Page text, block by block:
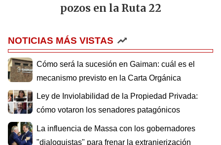
pozos en la Ruta 22
NOTICIAS MÁS VISTAS
Cómo será la sucesión en Gaiman: cuál es el
mecanismo previsto en la Carta Orgánica
Ley de Inviolabilidad de la Propiedad Privada:
cómo votaron los senadores patagónicos
La influencia de Massa con los gobernadores
"dialoguistas" para frenar la extranjerización